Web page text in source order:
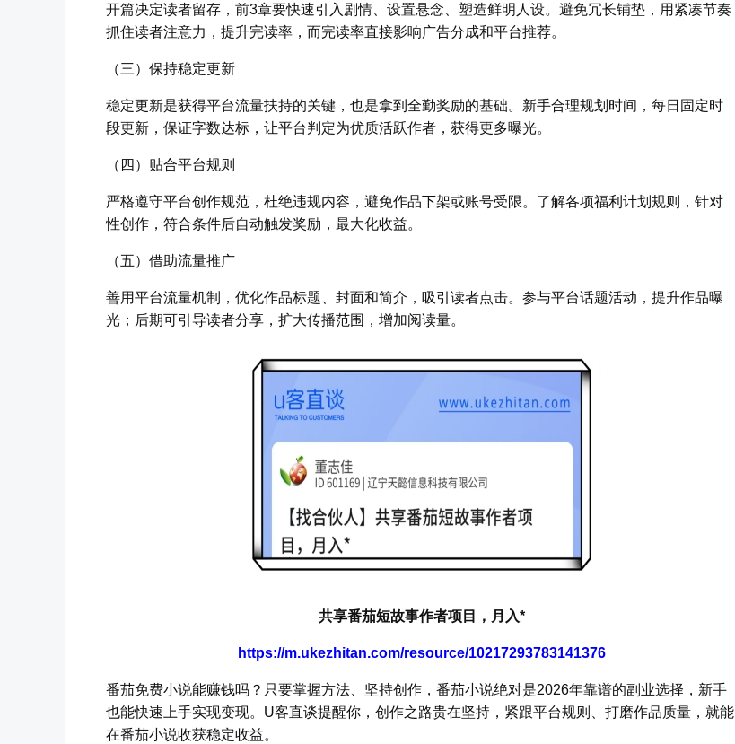
开篇决定读者留存，前3章要快速引入剧情、设置悬念、塑造鲜明人设。避免冗长铺垫，用紧凑节奏
抓住读者注意力，提升完读率，而完读率直接影响广告分成和平台推荐。
（三）保持稳定更新
稳定更新是获得平台流量扶持的关键，也是拿到全勤奖励的基础。新手合理规划时间，每日固定时
段更新，保证字数达标，让平台判定为优质活跃作者，获得更多曝光。
（四）贴合平台规则
严格遵守平台创作规范，杜绝违规内容，避免作品下架或账号受限。了解各项福利计划规则，针对
性创作，符合条件后自动触发奖励，最大化收益。
（五）借助流量推广
善用平台流量机制，优化作品标题、封面和简介，吸引读者点击。参与平台话题活动，提升作品曝
光；后期可引导读者分享，扩大传播范围，增加阅读量。
共享番茄短故事作者项目，月入*
https://m.ukezhitan.com/resource/10217293783141376
番茄免费小说能赚钱吗？只要掌握方法、坚持创作，番茄小说绝对是2026年靠谱的副业选择，新手
也能快速上手实现变现。U客直谈提醒你，创作之路贵在坚持，紧跟平台规则、打磨作品质量，就能
在番茄小说收获稳定收益。